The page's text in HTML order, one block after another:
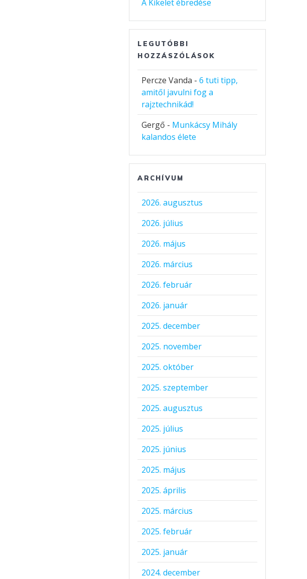
A Kikelet ébredése
LEGUTÓBBI
HOZZÁSZÓLÁSOK
Percze Vanda -6 tuti tipp,
amitől javulni fog a
rajztechnikád!
Gergő - Munkácsy Mihály
kalandos élete
ARCHÍVUM
2026. augusztus
2026. július
2026. május
2026. március
2026. február
2026. január
2025. december
2025. november
2025. október
2025. szeptember
2025. augusztus
2025. július
2025. június
2025. május
2025. április
2025. március
2025. február
2025. január
2024. december